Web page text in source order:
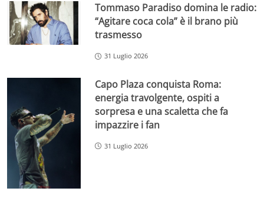
Tommaso Paradiso domina le radio:
“Agitare coca cola” è il brano più
trasmesso
31 Luglio 2026
Capo Plaza conquista Roma:
energia travolgente, ospiti a
sorpresa e una scaletta che fa
impazzire i fan
31 Luglio 2026